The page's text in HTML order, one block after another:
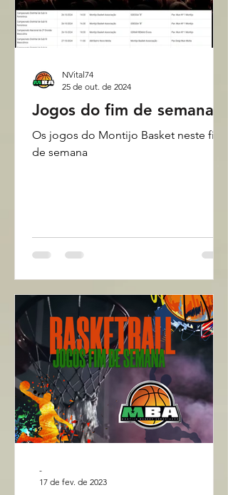
Jogos do fim de semana
Os jogos do Montijo Basket neste fim
de semana
NVital74
25 de out. de 2024
-
17 de fev. de 2023